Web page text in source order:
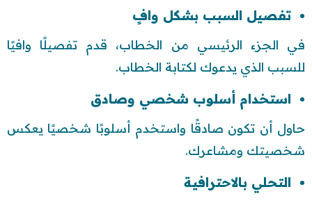
تفصيل السبب بشكل وافٍ
في الجزء الرئيسي من الخطاب، قدم تفصيلًا وافيًا
للسبب الذي يدعوك لكتابة الخطاب.
استخدام أسلوب شخصي وصادق
حاول أن تكون صادقًا واستخدم أسلوبًا شخصيًا يعكس
شخصيتك ومشاعرك.
التحلي بالاحترافية